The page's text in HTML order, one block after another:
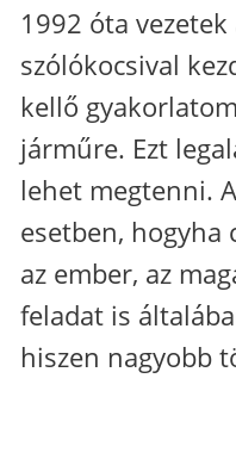
1992 óta
szólókocsival
kellő
járműre. Ezt
lehet megtenni.
esetben,
az ember, az
feladat is
hiszen nagyobb